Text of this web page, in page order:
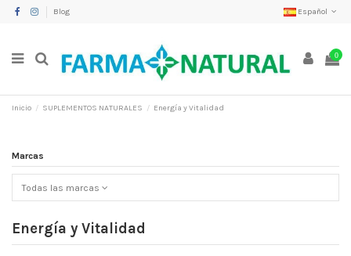
Blog Español
0
Inicio SUPLEMENTOS NATURALES Energía y Vitalidad
Energía y Vitalidad
Marcas
Todas las marcas